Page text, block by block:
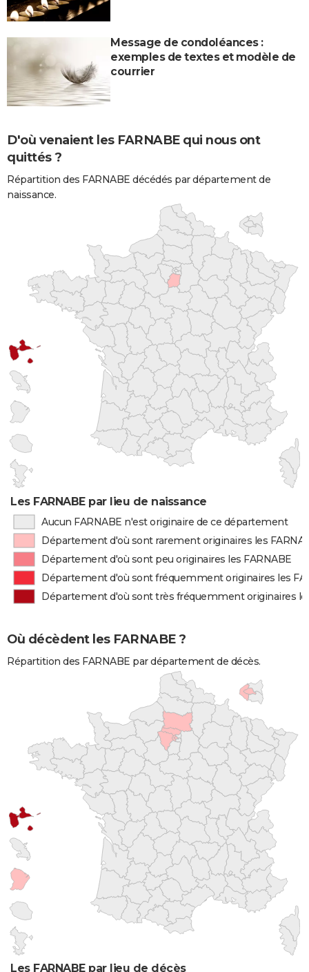
Message de condoléances :
exemples de textes et modèle de
courrier
D'où venaient les FARNABE qui nous ont
quittés ?
Répartition des FARNABE décédés par département de
naissance.
Les FARNABE par lieu de naissance
Aucun FARNABE n'est originaire de ce département
Département d'où sont rarement originaires les
Département d'où sont peu originaires les FARNABE
Département d'où sont fréquemment originaires les
Département d'où sont très fréquemment originaires
Où décèdent les FARNABE ?
Répartition des FARNABE par département de décès.
Les FARNABE par lieu de décès